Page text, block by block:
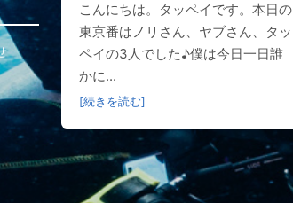
こんにちは。タッペイです。本日の
東京番はノリさん、ヤブさん、タッ
ペイの3人でした♪僕は今日一日誰
かに...
[続きを読む]